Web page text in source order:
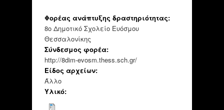
Φορέας ανάπτυξης δραστηριότητας:
8ο Δημοτικό Σχολείο Ευόσμου
Θεσσαλονίκης
Σύνδεσμος φορέα:
http://8dim-evosm.thess.sch.gr/
Είδος αρχείων:
Άλλο
Υλικό: